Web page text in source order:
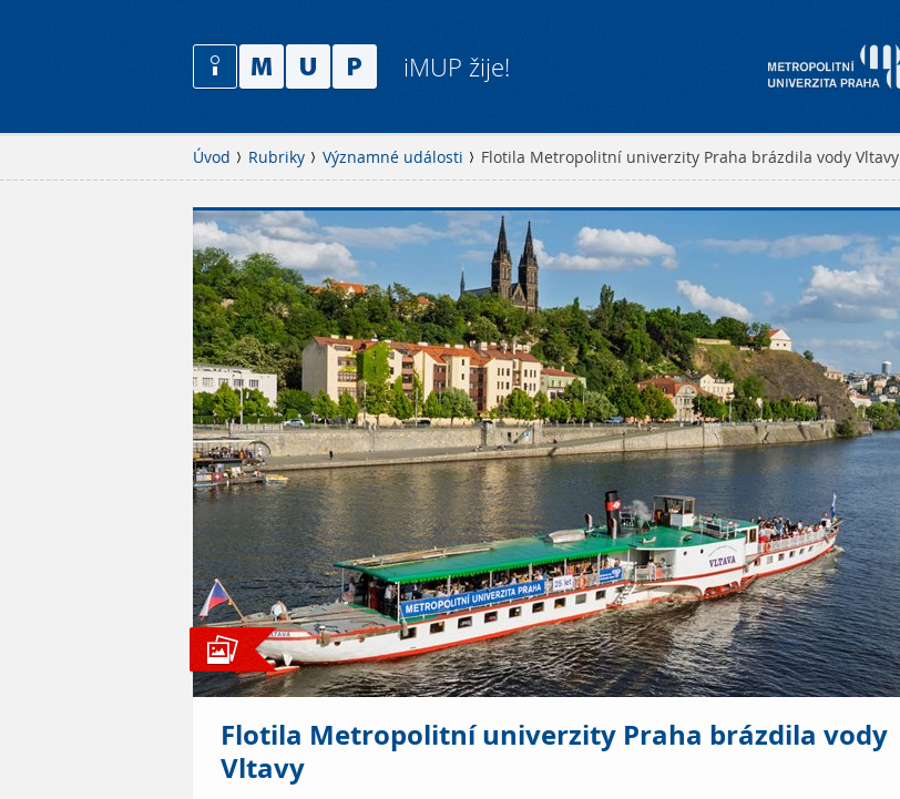
iMUP žije!
Úvod Rubriky Významné události Flotila Metropolitní univerzity Praha brázdila vody Vltavy
Flotila Metropolitní univerzity Praha brázdila vody
Vltavy